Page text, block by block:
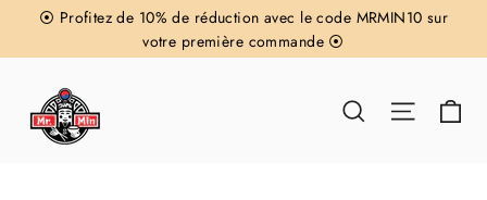
Passer⦿ Profitez de 10% de réduction avec le code MRMIN10 sur
votre première commande ⦿
Rechercher